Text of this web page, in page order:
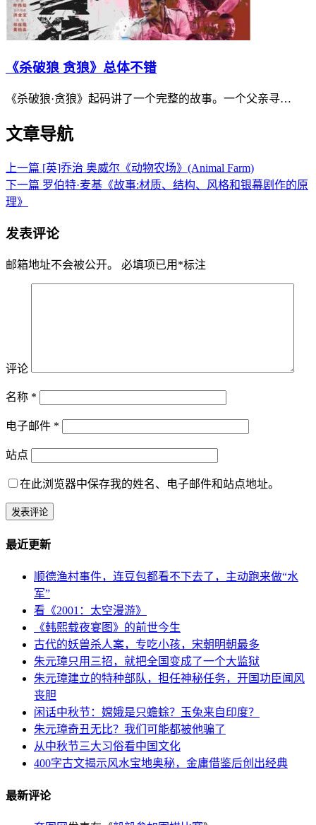
《杀破狼 贪狼》总体不错
《杀破狼·贪狼》起码讲了一个完整的故事。一个父亲寻…
文章导航
上一篇 [英]乔治 奥威尔《动物农场》(Animal Farm)
下一篇 罗伯特·麦基《故事:材质、结构、风格和银幕剧作的原
理》
发表评论
邮箱地址不会被公开。 必填项已用 *标注
评论
名称 *
电子邮件 *
站点
在此浏览器中保存我的姓名、电子邮件和站点地址。
最近更新
顺德渔村事件，连豆包都看不下去了，主动跑来做“水
军”
看《2001：太空漫游》
《韩熙载夜宴图》的前世今生
古代的妖兽杀人案，专吃小孩，宋朝明朝最多
朱元璋只用三招，就把全国变成了一个大监狱
朱元璋建立的特种部队，担任神秘任务，开国功臣闻风
丧胆
闲话中秋节：嫦娥是只蟾蜍？玉兔来自印度？
朱元璋奇丑无比？我们可能都被他骗了
从中秋节三大习俗看中国文化
400字古文揭示风水宝地奥秘，金庸借鉴后创出经典
最新评论